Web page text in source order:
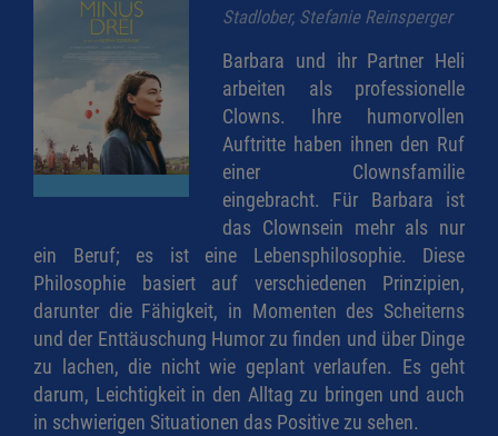
Stadlober, Stefanie Reinsperger
Barbara und ihr Partner Heli
arbeiten als professionelle
Clowns. Ihre humorvollen
Auftritte haben ihnen den Ruf
einer Clownsfamilie
eingebracht. Für Barbara ist
das Clownsein mehr als nur
ein Beruf; es ist eine Lebensphilosophie. Diese
Philosophie basiert auf verschiedenen Prinzipien,
darunter die Fähigkeit, in Momenten des Scheiterns
und der Enttäuschung Humor zu finden und über Dinge
zu lachen, die nicht wie geplant verlaufen. Es geht
darum, Leichtigkeit in den Alltag zu bringen und auch
in schwierigen Situationen das Positive zu sehen.